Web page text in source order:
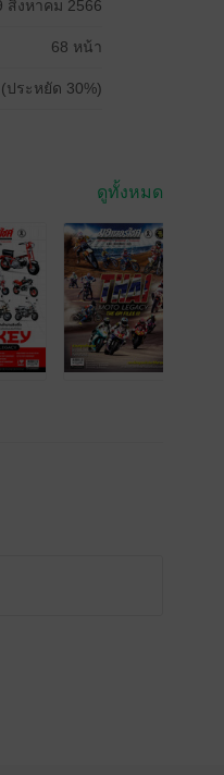
สิงหาคม 2566
68 หน้า
ประหยัด 30%)
ดูทั้งหมด